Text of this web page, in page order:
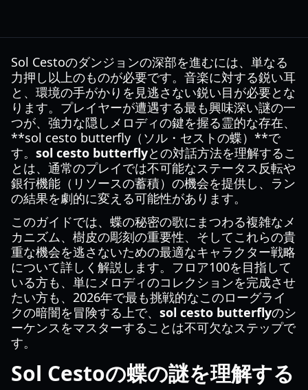
Sol Cestoのダンジョンの深部を進むには、単なる
力押し以上のものが必要です。音楽に対する鋭い耳
と、環境の手がかりを見逃さない鋭い目が必要とな
ります。プレイヤーが遭遇する最も興味深い謎の一
つが、強力な隠しメロディの鍵を握る霊的な存在、
**sol cesto butterfly（ソル・セストの蝶）**で
す。 sol cesto butterflyとの対話方法を理解するこ
とは、通常のプレイでは不可能なステータス反転や
銀行機能（リソースの蓄積）の機会を提供し、ラン
の結果を劇的に変える可能性があります。
このガイドでは、蝶の秘密の歌にまつわる複雑なメ
カニズム、樹皮の彫刻の重要性、そしてこれらの貴
重な機会を逃さないための最適なキャラクター戦略
について詳しく解説します。フロア100を目指して
いる方も、単にメロディのコレクションを完成させ
たい方も、2026年で最も挑戦的なこのローグライ
クの暗闇を冒険する上で、 sol cesto butterflyのシ
ーケンスをマスターすることは不可欠なステップで
す。
Sol Cestoの蝶の謎を理解する